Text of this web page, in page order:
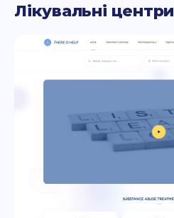
Лікувальні центри